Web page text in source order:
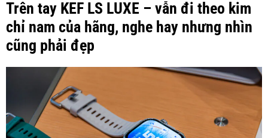
Trên tay KEF LS LUXE – vẫn đi theo kim
chỉ nam của hãng, nghe hay nhưng nhìn
cũng phải đẹp